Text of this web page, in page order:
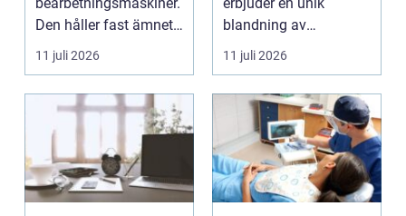
Den håller fast ämnet
eller verktyget...
11 juli 2026
blandning av
naturskö...
11 juli 2026